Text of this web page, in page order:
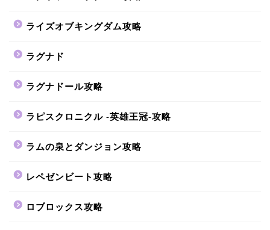
ライズオブキングダム攻略
ラグナド
ラグナドール攻略
ラピスクロニクル -英雄王冠-攻略
ラムの泉とダンジョン攻略
レペゼンビート攻略
ロブロックス攻略